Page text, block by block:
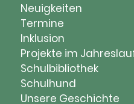
Navigation
überspringen
Neuigkeiten
Termine
Inklusion
Projekte im
Schulbibliothek
Schulhund
Unsere Geschichte